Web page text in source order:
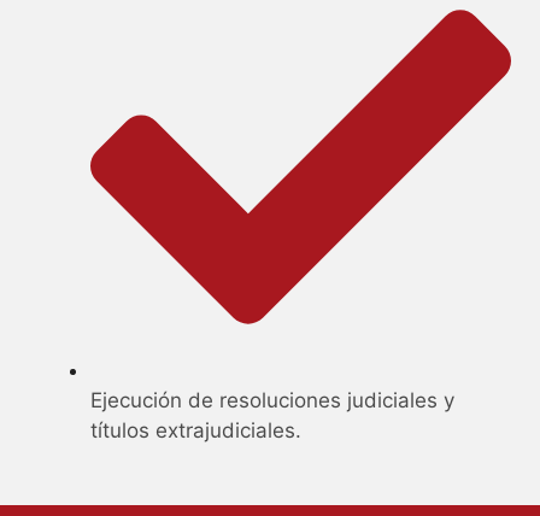
Ejecución de resoluciones judiciales y
títulos extrajudiciales.